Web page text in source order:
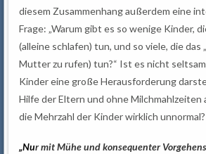
diesem Zusammenhang außerdem eine
Frage: „Warum gibt es so wenige Kinder,
(alleine schlafen) tun, und so viele, die das
Mutter zu rufen) tun?“ Ist es nicht
Kinder eine große Herausforderung
Hilfe der Eltern und ohne Milchmahlzeiten
die Mehrzahl der Kinder wirklich
„Nur mit Mühe und konsequenter